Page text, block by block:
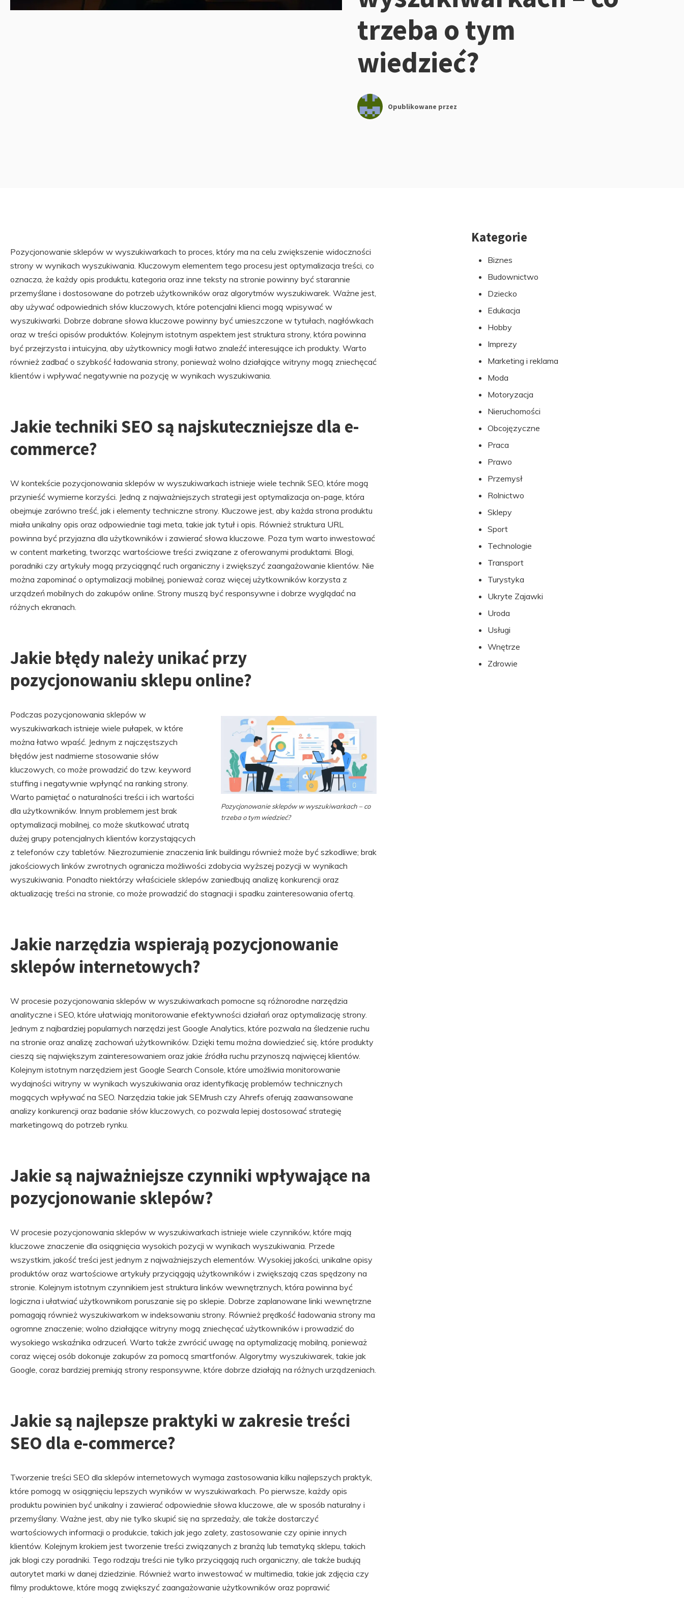
trzeba o tym
wiedzieć?
Opublikowane przez
Pozycjonowanie sklepów w wyszukiwarkach to proces, który ma na celu zwiększenie widoczności
strony w wynikach wyszukiwania. Kluczowym elementem tego procesu jest optymalizacja treści, co
oznacza, że każdy opis produktu, kategoria oraz inne teksty na stronie powinny być starannie
przemyślane i dostosowane do potrzeb użytkowników oraz algorytmów wyszukiwarek. Ważne jest,
aby używać odpowiednich słów kluczowych, które potencjalni klienci mogą wpisywać w
wyszukiwarki. Dobrze dobrane słowa kluczowe powinny być umieszczone w tytułach, nagłówkach
oraz w treści opisów produktów. Kolejnym istotnym aspektem jest struktura strony, która powinna
być przejrzysta i intuicyjna, aby użytkownicy mogli łatwo znaleźć interesujące ich produkty. Warto
również zadbać o szybkość ładowania strony, ponieważ wolno działające witryny mogą zniechęcać
klientów i wpływać negatywnie na pozycję w wynikach wyszukiwania.
Jakie techniki SEO są najskuteczniejsze dla e-
commerce?
W kontekście pozycjonowania sklepów w wyszukiwarkach istnieje wiele technik SEO, które mogą
przynieść wymierne korzyści. Jedną z najważniejszych strategii jest optymalizacja on-page, która
obejmuje zarówno treść, jak i elementy techniczne strony. Kluczowe jest, aby każda strona produktu
miała unikalny opis oraz odpowiednie tagi meta, takie jak tytuł i opis. Również struktura URL
powinna być przyjazna dla użytkowników i zawierać słowa kluczowe. Poza tym warto inwestować
w content marketing, tworząc wartościowe treści związane z oferowanymi produktami. Blogi,
poradniki czy artykuły mogą przyciągnąć ruch organiczny i zwiększyć zaangażowanie klientów. Nie
można zapominać o optymalizacji mobilnej, ponieważ coraz więcej użytkowników korzysta z
urządzeń mobilnych do zakupów online. Strony muszą być responsywne i dobrze wyglądać na
różnych ekranach.
Jakie błędy należy unikać przy
pozycjonowaniu sklepu online?
Pozycjonowanie sklepów w wyszukiwarkach – co
trzeba o tym wiedzieć?
Podczas pozycjonowania sklepów w
wyszukiwarkach istnieje wiele pułapek, w które
można łatwo wpaść. Jednym z najczęstszych
błędów jest nadmierne stosowanie słów
kluczowych, co może prowadzić do tzw. keyword
stuffing i negatywnie wpłynąć na ranking strony.
Warto pamiętać o naturalności treści i ich wartości
dla użytkowników. Innym problemem jest brak
optymalizacji mobilnej, co może skutkować utratą
dużej grupy potencjalnych klientów korzystających
z telefonów czy tabletów. Niezrozumienie znaczenia link buildingu również może być szkodliwe; brak
jakościowych linków zwrotnych ogranicza możliwości zdobycia wyższej pozycji w wynikach
wyszukiwania. Ponadto niektórzy właściciele sklepów zaniedbują analizę konkurencji oraz
aktualizację treści na stronie, co może prowadzić do stagnacji i spadku zainteresowania ofertą.
Jakie narzędzia wspierają pozycjonowanie
sklepów internetowych?
W procesie pozycjonowania sklepów w wyszukiwarkach pomocne są różnorodne narzędzia
analityczne i SEO, które ułatwiają monitorowanie efektywności działań oraz optymalizację strony.
Jednym z najbardziej popularnych narzędzi jest Google Analytics, które pozwala na śledzenie ruchu
na stronie oraz analizę zachowań użytkowników. Dzięki temu można dowiedzieć się, które produkty
cieszą się największym zainteresowaniem oraz jakie źródła ruchu przynoszą najwięcej klientów.
Kolejnym istotnym narzędziem jest Google Search Console, które umożliwia monitorowanie
wydajności witryny w wynikach wyszukiwania oraz identyfikację problemów technicznych
mogących wpływać na SEO. Narzędzia takie jak SEMrush czy Ahrefs oferują zaawansowane
analizy konkurencji oraz badanie słów kluczowych, co pozwala lepiej dostosować strategię
marketingową do potrzeb rynku.
Jakie są najważniejsze czynniki wpływające na
pozycjonowanie sklepów?
W procesie pozycjonowania sklepów w wyszukiwarkach istnieje wiele czynników, które mają
kluczowe znaczenie dla osiągnięcia wysokich pozycji w wynikach wyszukiwania. Przede
wszystkim, jakość treści jest jednym z najważniejszych elementów. Wysokiej jakości, unikalne opisy
produktów oraz wartościowe artykuły przyciągają użytkowników i zwiększają czas spędzony na
stronie. Kolejnym istotnym czynnikiem jest struktura linków wewnętrznych, która powinna być
logiczna i ułatwiać użytkownikom poruszanie się po sklepie. Dobrze zaplanowane linki wewnętrzne
pomagają również wyszukiwarkom w indeksowaniu strony. Również prędkość ładowania strony ma
ogromne znaczenie; wolno działające witryny mogą zniechęcać użytkowników i prowadzić do
wysokiego wskaźnika odrzuceń. Warto także zwrócić uwagę na optymalizację mobilną, ponieważ
coraz więcej osób dokonuje zakupów za pomocą smartfonów. Algorytmy wyszukiwarek, takie jak
Google, coraz bardziej premiują strony responsywne, które dobrze działają na różnych urządzeniach.
Jakie są najlepsze praktyki w zakresie treści
SEO dla e-commerce?
Tworzenie treści SEO dla sklepów internetowych wymaga zastosowania kilku najlepszych praktyk,
które pomogą w osiągnięciu lepszych wyników w wyszukiwarkach. Po pierwsze, każdy opis
produktu powinien być unikalny i zawierać odpowiednie słowa kluczowe, ale w sposób naturalny i
przemyślany. Ważne jest, aby nie tylko skupić się na sprzedaży, ale także dostarczyć
wartościowych informacji o produkcie, takich jak jego zalety, zastosowanie czy opinie innych
klientów. Kolejnym krokiem jest tworzenie treści związanych z branżą lub tematyką sklepu, takich
jak blogi czy poradniki. Tego rodzaju treści nie tylko przyciągają ruch organiczny, ale także budują
autorytet marki w danej dziedzinie. Również warto inwestować w multimedia, takie jak zdjęcia czy
filmy produktowe, które mogą zwiększyć zaangażowanie użytkowników oraz poprawić
PrzejdźKategorie
Biznes
Budownictwo
Dziecko
Edukacja
Hobby
Imprezy
Marketing i reklama
Moda
Motoryzacja
Nieruchomości
Obcojęzyczne
Praca
Prawo
Przemysł
Rolnictwo
Sklepy
Sport
Technologie
Transport
Turystyka
Ukryte Zajawki
Uroda
Usługi
Wnętrze
Zdrowie